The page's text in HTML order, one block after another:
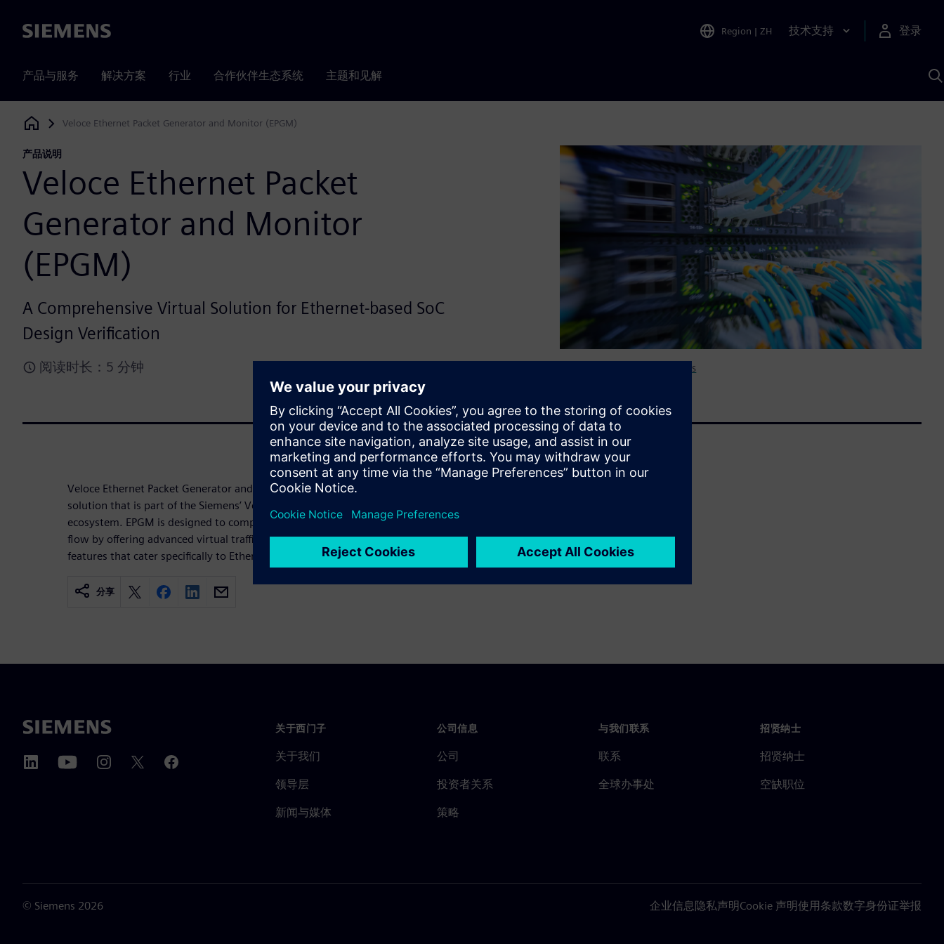
Siemens Region | ZH 技术支持 登录
产品与服务 解决方案 行业 合作伙伴生态系统 主题和见解
Siemens Digital Industries Software
Veloce Ethernet Packet Generator and Monitor (EPGM)
产品说明
Veloce Ethernet Packet
Generator and Monitor
(EPGM)
A Comprehensive Virtual Solution for Ethernet-based SoC
Design Verification
阅读时长：5 分钟 Multiple Ethernet Connections
Veloce Ethernet Packet Generator and Monitor (EPGM) is a specialized virtual
solution that is part of the Siemens’ Veloce hardware assisted verification
ecosystem. EPGM is designed to complement the emulation or prototyping
flow by offering advanced virtual traffic generation and in-depth debugging
features that cater specifically to Ethernet-based SoC designs.
分享
关于西门子
关于我们
领导层
新闻与媒体
公司信息
公司
投资者关系
策略
与我们联系
联系
全球办事处
招贤纳士
招贤纳士
空缺职位
© Siemens 2026 企业信息隐私声明 Cookie 声明使用条款数字身份证举报